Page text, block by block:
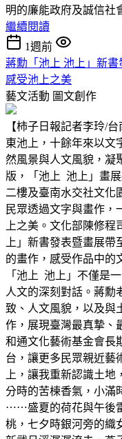
明的廉能政府及誠信社
繼續閱讀
1週前
蔣勳「池上 池上」新
感受池上之美
藝文活動 圖文創作
【柿子日報記者李玲/
東池上，十餘年來以文
然風景與人文風貌，凝
版，「池上 池上」畫
二樓及臺南水交社文化
民眾透過文字與畫作，
上之美。文化部陳修
上」新書發表暨畫展
的畫作，感受作品中的
「池上 池上」不僅是
人文的深刻對話。蔣勳
致、人文風貌，以及與
作，展現臺灣最真摯、
和通文化藝術基金會長
台，讓更多民眾親近藝
上，讓我重新認識土
分時的苦楝香氣，小滿
⋯⋯盛夏的荷花與午後
桃，七夕時銀河旁的